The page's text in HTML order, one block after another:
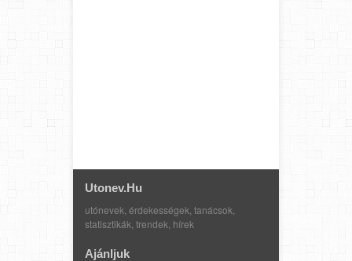
Utonev.hu
utónevek, érdekességek, tanácsok,
statisztikák, trendek, hírek
Ajánljuk